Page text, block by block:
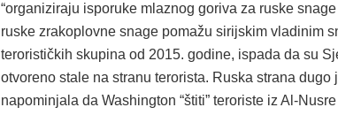
“organiziraju isporuke mlaznog goriva za ruske
ruske zrakoplovne snage pomažu sirijskim vladinim
terorističkih skupina od 2015. godine, ispada da su
otvoreno stale na stranu terorista. Ruska strana dugo
napominjala da Washington “štiti” teroriste iz Al-